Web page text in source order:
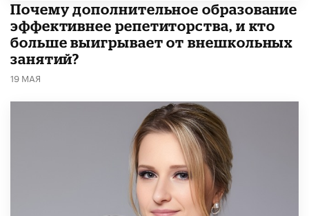
​Почему дополнительное образование
эффективнее репетиторства, и кто
больше выигрывает от внешкольных
занятий?
19 МАЯ